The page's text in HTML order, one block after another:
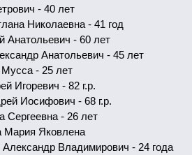
- 40 лет
Николаевна - 41 год
Анатольевич - 60 лет
Анатольевич - 45 лет
- 25 лет
Игоревич - 82 г.р.
Иосифович - 68 г.р.
Сергеевна - 26 лет
Мария Яковлена
Александр Владимирович - 24 года